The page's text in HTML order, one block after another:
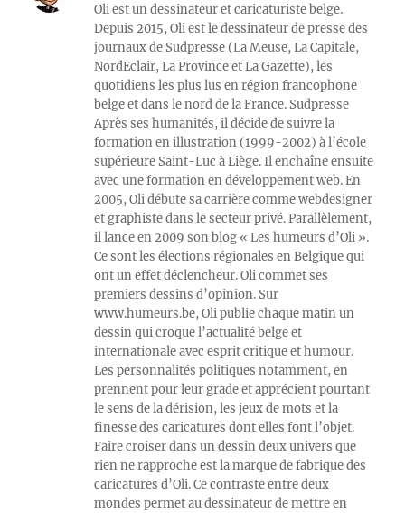
Oli est un dessinateur et caricaturiste belge.
Depuis 2015, Oli est le dessinateur de presse des
journaux de Sudpresse (La Meuse, La Capitale,
NordEclair, La Province et La Gazette), les
quotidiens les plus lus en région francophone
belge et dans le nord de la France. Sudpresse
Après ses humanités, il décide de suivre la
formation en illustration (1999-2002) à l’école
supérieure Saint-Luc à Liège. Il enchaîne ensuite
avec une formation en développement web. En
2005, Oli débute sa carrière comme webdesigner
et graphiste dans le secteur privé. Parallèlement,
il lance en 2009 son blog « Les humeurs d’Oli ».
Ce sont les élections régionales en Belgique qui
ont un effet déclencheur. Oli commet ses
premiers dessins d’opinion. Sur
www.humeurs.be, Oli publie chaque matin un
dessin qui croque l’actualité belge et
internationale avec esprit critique et humour.
Les personnalités politiques notamment, en
prennent pour leur grade et apprécient pourtant
le sens de la dérision, les jeux de mots et la
finesse des caricatures dont elles font l’objet.
Faire croiser dans un dessin deux univers que
rien ne rapproche est la marque de fabrique des
caricatures d’Oli. Ce contraste entre deux
mondes permet au dessinateur de mettre en